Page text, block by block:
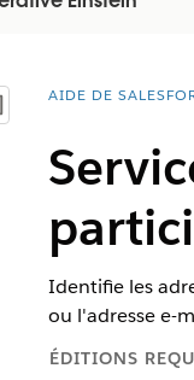
la table des matières
Vous êtes ici :
AIDE DE
Identifie les
ou l'adresse e-
ÉDITIONS